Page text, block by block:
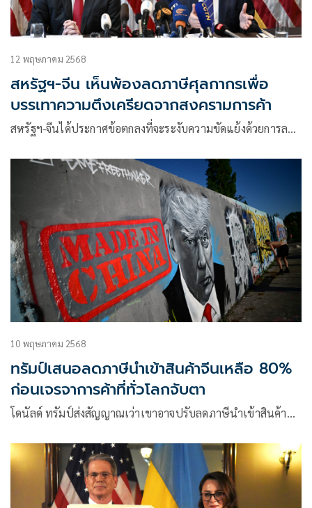
12 พฤษภาคม 2568
สหรัฐฯ-จีน เห็นพ้องลดภาษีศุลกากรเพื่อ
บรรเทาความตึงเครียดจากสงครามการค้า
สหรัฐฯ-จีนได้ประกาศข้อตกลงที่จะระงับความขัดแย้งด้วยการล…
10 พฤษภาคม 2568
ทรัมป์เสนอลดภาษีนำเข้าสินค้าจีนเหลือ 80%
ก่อนเจรจาการค้าที่ทั่วโลกจับตา
โดนัลด์ ทรัมป์ส่งสัญญาณเว่าเขาอาจปรับลดภาษีนำเข้าสินค้า…